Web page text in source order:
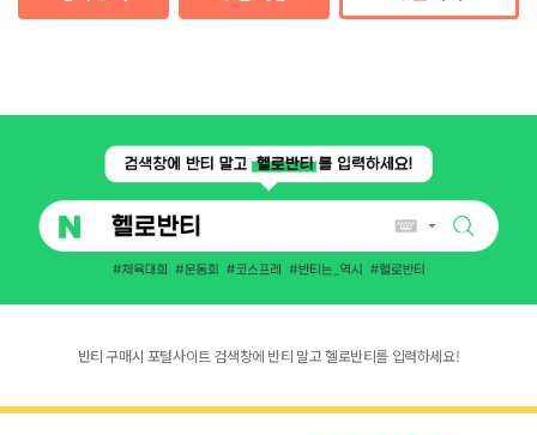
반티 구매시 포털사이트 검색창에 반티 말고 헬로반티를 입력하세요!